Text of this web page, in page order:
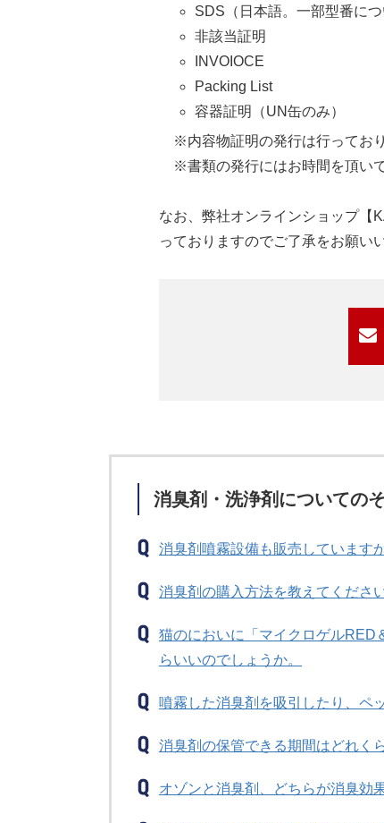
SDS（日本語。一部型番につ
非該当証明
INVOIOCE
Packing List
容器証明（UN缶のみ）
※内容物証明の発行は行っており
※書類の発行にはお時間を頂いて
なお、弊社オンラインショップ【
っておりますのでご了承をお願い
消臭剤・洗浄剤についての
消臭剤噴霧設備も販売しています
消臭剤の購入方法を教えてください
猫のにおいに「マイクロゲルRED
らいいのでしょうか。
噴霧した消臭剤を吸引したり、ペ
消臭剤の保管できる期間はどれく
オゾンと消臭剤、どちらが消臭効